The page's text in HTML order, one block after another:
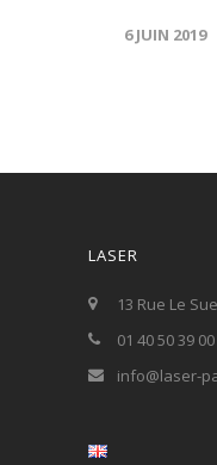
6 JUIN 2019
LASER
13 Rue Le
01 40 50 39 00
info@laser-